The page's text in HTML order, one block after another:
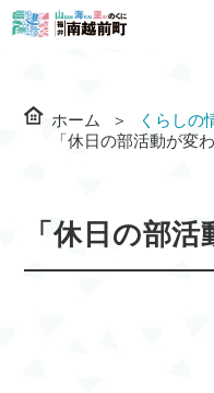
ホーム
くらしの
「休日の部活動が
「休日の部